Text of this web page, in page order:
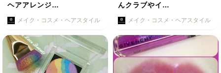
ヘアアレンジ…
メイク・コスメ・ヘアスタイル
んクラブやイ…
メイク・コスメ・ヘアスタイル